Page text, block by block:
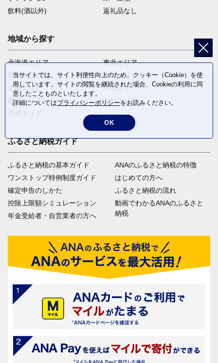
飲料(酒以外)
返礼品なし
地域から探す
北海道エリア
関東エリア
近畿エリア
四国エリア
東北エリア
中部エリア
中国エリア
九州エリア
ふるさと納税ガイド
ふるさと納税の基本ガイド
ワンストップ特例制度ガイド
確定申告のしかた
控除上限額シミュレーション
年金受給者・自営業者の方へ
ANAのふるさと納税の特徴
はじめての方へ
ふるさと納税の流れ
動画でわかるANAのふるさと
納税
当サイトでは、サイト利便性向上のため、クッキー（Cookie）を使
用しています。サイトの閲覧を継続された場合、Cookieの利用に同
意したことものといたします。
詳細についてはプライバシーポリシーをお読みください。
OK